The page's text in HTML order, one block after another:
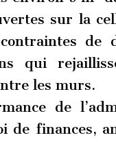
sur la
de
qui
les murs.
de
de finances,